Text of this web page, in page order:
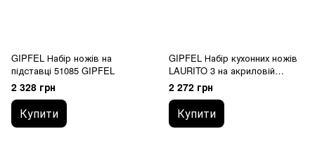
GIPFEL Набір ножів на
підставці 51085 GIPFEL
2 328 грн
Купити
GIPFEL Набір кухонних ножів
LAURITO 3 на акриловій
підставці. 6989 GIPFEL
2 272 грн
Купити